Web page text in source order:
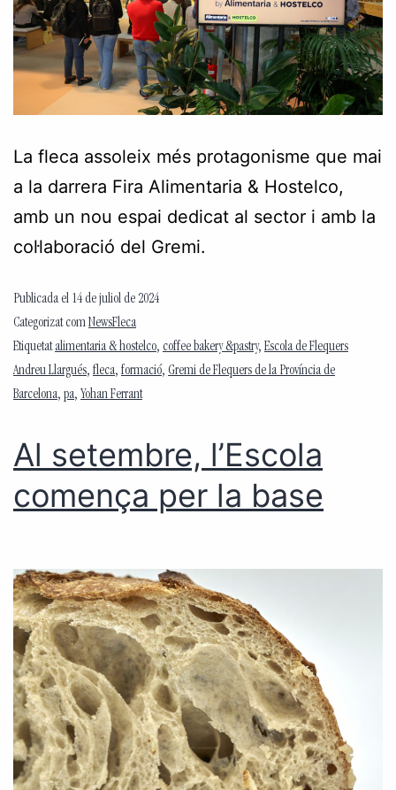
La fleca assoleix més protagonisme que mai
a la darrera Fira Alimentaria & Hostelco,
amb un nou espai dedicat al sector i amb la
col·laboració del Gremi.
Publicada el 14 de juliol de 2024
Categorizat comNewsFleca
Etiquetatalimentaria & hostelco, coffee bakery &pastry, Escola de Flequers
Andreu Llargués, fleca, formació, Gremi de Flequers de la Província de
Barcelona, pa, Yohan Ferrant
Al setembre, l’Escola
comença per la base